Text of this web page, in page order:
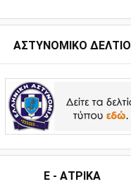
ΑΣΤΥΝΟΜΙΚΟ ΔΕΛΤΙΟ
Ε - ΑΤΡΙΚΑ